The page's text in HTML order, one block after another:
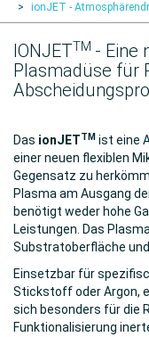
ionJET -
IONJETTM - Eine
Plasmadüse für
Das ionJETTM ist eine
einer neuen flexiblen
Gegensatz zu
Plasma am Ausgang
benötigt weder hohe
Leistungen. Das
Substratoberfläche
Einsetzbar für
Stickstoff oder Argon,
sich besonders für die
Funktionalisierung